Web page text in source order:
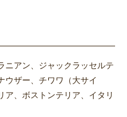
ニアン、ジャックラッセルテ
ウザー、チワワ（大サイ
ア、ボストンテリア、イタリ